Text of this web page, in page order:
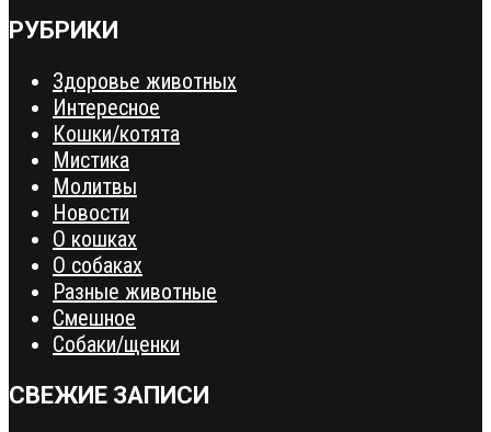
РУБРИКИ
Здоровье животных
Интересное
Кошки/котята
Мистика
Молитвы
Новости
О кошках
О собаках
Разные животные
Смешное
Собаки/щенки
СВЕЖИЕ ЗАПИСИ